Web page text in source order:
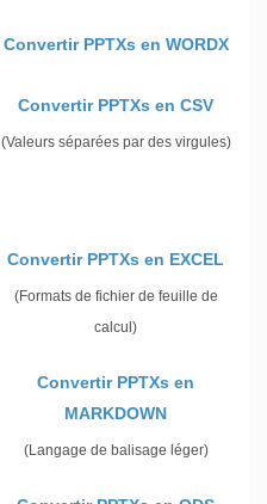
Convertir PPTXs en WORDX
Convertir PPTXs en CSV
(Valeurs séparées par des virgules)
Convertir PPTXs en EXCEL
(Formats de fichier de feuille de
calcul)
Convertir PPTXs en
MARKDOWN
(Langage de balisage léger)